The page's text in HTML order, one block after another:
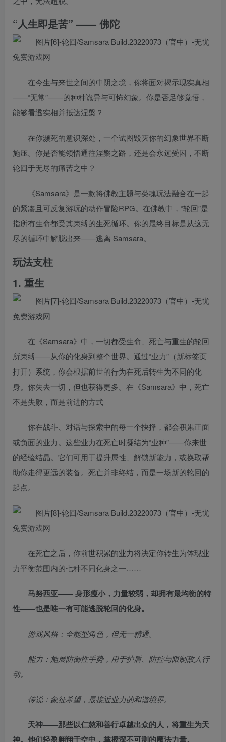
“人生即是苦” —— 佛陀
在今生与来世之间的中阴之境，你将面对揭示现实真相
——“无常”——的种种诡异与可怖幻象。你是否足够觉悟，
能够看透实相并抵达涅槃？
在你濒死的意识深处，一个试图毁灭你的幻象世界不断
施压。你是否能领悟通往涅槃之路，还是会永远受困，不断
轮回于无尽的痛苦之中？
《Samsara》是一款将佛教主题与类魂玩法融合在一起
的紧凑且可反复游玩的动作冒险RPG。在佛教中，“轮回”是
指所有生命都受其束缚的生死循环。你的最终目标是从这无
尽的循环中解脱出来——逃离 Samsara。
玩法支柱
1. 重生
在《Samsara》中，一切都受生命、死亡与重生的轮回
所束缚——从你的化身到整个世界。通过“业力”（新标签页
打开）系统，你会根据前世的行为在死后转生为不同的化
身。你失去一切，但也获得更多。在《Samsara》中，死亡
不是失败，而是前进的方式
你在战斗、对话与探索中的每一个抉择，都会积累正面
或负面的业力。这些业力在死亡时凝结为“业种”——你来世
的经验结晶。它们可用于提升属性、解锁新能力，或换取帮
助你走得更远的装备。死亡并非终结，而是一场新的轮回的
起点。
在死亡之后，你前世积累的业力将决定你转生为体现业
力平衡范围内的七种不同化身之一……
马努西亚—— 身形瘦小，力量较弱，却拥有最均衡的特
性——也是唯一有可能逃脱轮回的化身。
游戏风格：全能型角色，但无一精通。
能力：施展防御性手势，用于护盾、防控与限制敌人行
动。
传说：象征希望，最接近业力的和谐境界。
天神——那些以仁慈和善行卓越出众的人，将重生为天
神。他们轻盈翱翔于空中，掌握深不可测的魔法力量。